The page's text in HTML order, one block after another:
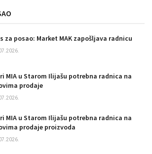
za posao: Market MAK zapošljava radnicu
MIA u Starom Ilijašu potrebna radnica na
prodaje
MIA u Starom Ilijašu potrebna radnica na
prodaje proizvoda